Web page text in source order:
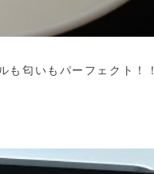
も匂いもパーフェクト！！